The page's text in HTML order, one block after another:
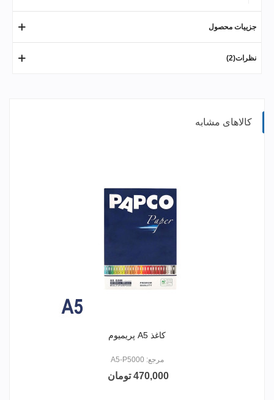
جزییات محصول
نظرات(2)
کالاهای مشابه
کاغذ A5 پریمیوم
مرجع: A5-P5000
470,000 تومان